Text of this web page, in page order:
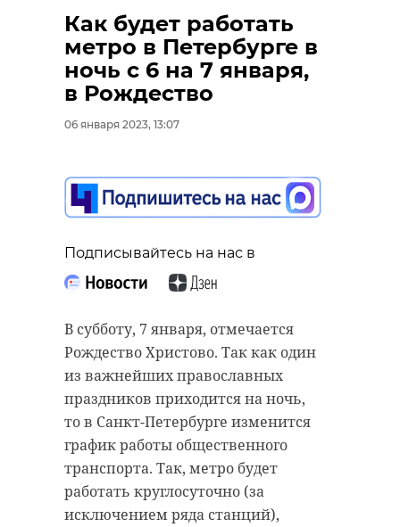
Как будет работать
метро в Петербурге в
ночь с 6 на 7 января,
в Рождество
06 января 2023, 13:07
Подписывайтесь на нас в
В субботу, 7 января, отмечается
Рождество Христово. Так как один
из важнейших православных
праздников приходится на ночь,
то в Санкт-Петербурге изменится
график работы общественного
транспорта. Так, метро будет
работать круглосуточно (за
исключением ряда станций),